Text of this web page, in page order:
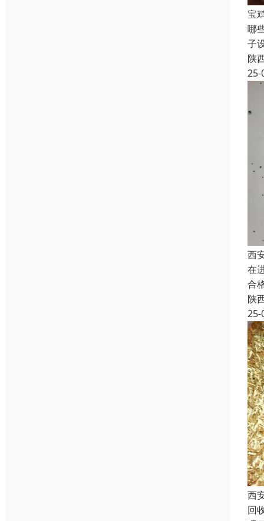
宝
哪
子
陕
25-
西
在
合
陕
25-
西
回